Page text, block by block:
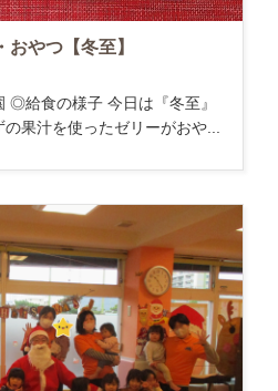
やつ【冬至】
◎給食の様子 今日は『冬至』
果汁を使ったゼリーがおや...